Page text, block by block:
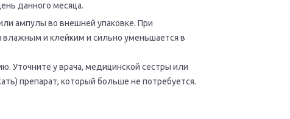
данного месяца.
ампулы во внешней упаковке. При
и клейким и сильно уменьшается в
Уточните у врача, медицинской сестры или
препарат, который больше не потребуется.